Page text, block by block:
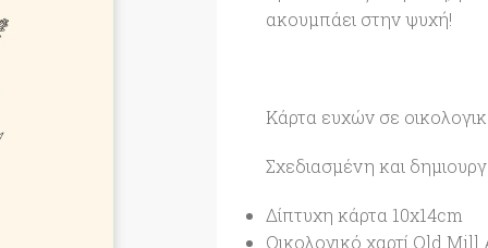
ακουμπάει στην ψυχή!
Κάρτα ευχών σε
Σχεδιασμένη και
Δίπτυχη κάρτα 10x14cm
Οικολογικό χαρτί Old